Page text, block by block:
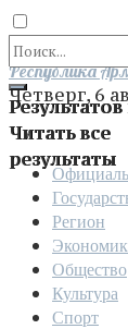
Читать все
результаты
Отправить
Республика
Четверг, 6
Регион
Общество
Культура
Спорт